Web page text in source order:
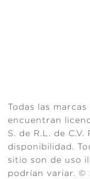
Todas las
encuentran
S. de R.L. de
disponibilidad.
sitio son de uso
podrían variar. ©